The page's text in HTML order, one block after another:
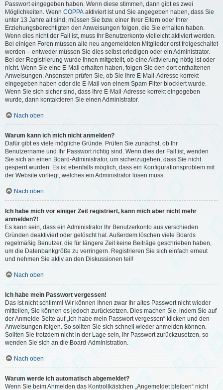
Passwort eingegeben haben. Wenn diese stimmen, dann gibt es zwei
Möglichkeiten. Wenn COPPA aktiviert ist und Sie angegeben haben, dass Sie
unter 13 Jahre alt sind, müssen Sie bzw. einer Ihrer Eltern oder Ihrer
Erziehungsberechtigten den Anweisungen folgen, die Sie erhalten haben.
Wenn dies nicht der Fall ist, muss Ihr Benutzerkonto vielleicht aktiviert werden.
Bei einigen Foren müssen alle neu angemeldeten Mitglieder erst freigeschaltet
werden – entweder müssen Sie dies selbst erledigen oder ein Administrator.
Bei der Registrierung wurde Ihnen mitgeteilt, ob eine Aktivierung nötig ist oder
nicht. Wenn Sie eine E-Mail erhalten haben, folgen Sie den dort enthaltenen
Anweisungen. Ansonsten prüfen Sie, ob Sie Ihre E-Mail-Adresse korrekt
eingegeben haben oder die E-Mail von einem Spam-Filter blockiert wurde.
Wenn Sie sich sicher sind, dass Ihre E-Mail-Adresse korrekt eingegeben
wurde, dann kontaktieren Sie einen Administrator.
Nach oben
Warum kann ich mich nicht anmelden?
Dafür gibt es viele mögliche Gründe. Prüfen Sie zunächst, ob Ihr
Benutzername und Ihr Passwort richtig sind. Wenn dies der Fall ist, wenden
Sie sich an einen Board-Administrator, um sicherzugehen, dass Sie nicht
gesperrt wurden. Es ist ebenfalls möglich, dass ein Konfigurationsproblem mit
der Website vorliegt, welches ein Administrator lösen muss.
Nach oben
Ich habe mich vor einiger Zeit registriert, kann mich aber nicht mehr
anmelden?!
Es kann sein, dass ein Administrator Ihr Benutzerkonto aus verschieden
Gründen deaktiviert oder gelöscht hat. Außerdem löschen viele Boards
regelmäßig Benutzer, die für längere Zeit keine Beiträge geschrieben haben,
um die Datenbankgröße zu verringern. Registrieren Sie sich einfach erneut
und nehmen Sie aktiv an den Diskussionen teil!
Nach oben
Ich habe mein Passwort vergessen!
Das ist nicht schlimm! Wir können Ihnen zwar Ihr altes Passwort nicht wieder
mitteilen, Sie können es jedoch zurücksetzen. Dies machen Sie, indem Sie auf
der Anmelde-Seite auf „Ich habe mein Passwort vergessen“ klicken und den
Anweisungen folgen. So sollten Sie sich schnell wieder anmelden können.
Sollten Sie trotzdem nicht in der Lage sein, Ihr Passwort zurückzusetzen, so
wenden Sie sich an die Board-Administration.
Nach oben
Warum werde ich automatisch abgemeldet?
Wenn Sie beim Anmelden das Kontrollkästchen „Angemeldet bleiben“ nicht